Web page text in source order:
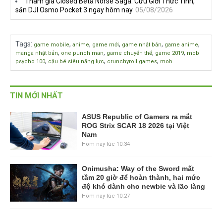
săn DJI Osmo Pocket 3 ngay hôm nay 05/08/2026
Tags: game mobile, anime, game mới, game nhật bản, game anime,
manga nhật bản, one punch man, game chuyển thể, game 2019, mob
psycho 100, cậu bé siêu năng lực, crunchyroll games, mob
TIN MỚI NHẤT
ASUS Republic of Gamers ra mắt
ROG Strix SCAR 18 2026 tại Việt
Nam
Hôm nay lúc 10:34
Onimusha: Way of the Sword mất
tầm 20 giờ để hoàn thành, hai mức
độ khó dành cho newbie và lão làng
Hôm nay lúc 10:27